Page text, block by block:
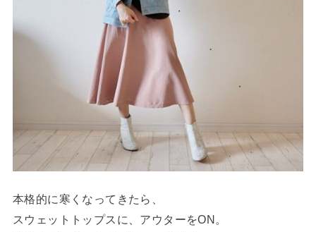
本格的に寒くなってきたら、
スウェットトップスに、アウターをON。